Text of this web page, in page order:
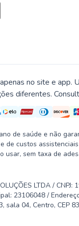
no site e app.
diferentes.
de saúde e não
de custos
usar, sem taxa de
LTDA /
23106048 /
sala 04, Centro, CEP